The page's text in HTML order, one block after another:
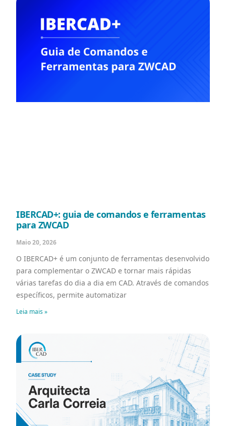
IBERCAD+: guia de comandos e ferramentas
para ZWCAD
Maio 20, 2026
O IBERCAD+ é um conjunto de ferramentas desenvolvido
para complementar o ZWCAD e tornar mais rápidas
várias tarefas do dia a dia em CAD. Através de comandos
específicos, permite automatizar
Leia mais »